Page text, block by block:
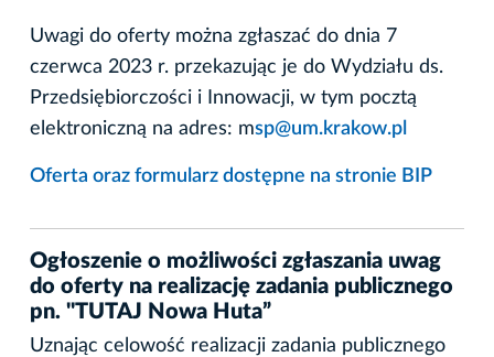
Uwagi do oferty można zgłaszać do dnia 7
czerwca 2023 r. przekazując je do Wydziału ds.
Przedsiębiorczości i Innowacji, w tym pocztą
elektroniczną na adres: msp@um.krakow.pl
Oferta oraz formularz dostępne na stronie BIP
Ogłoszenie o możliwości zgłaszania uwag
do oferty na realizację zadania publicznego
pn. "TUTAJ Nowa Huta”
Uznając celowość realizacji zadania publicznego